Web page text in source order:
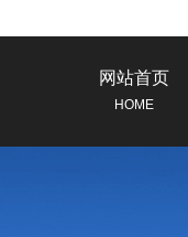
网站首页
HOME